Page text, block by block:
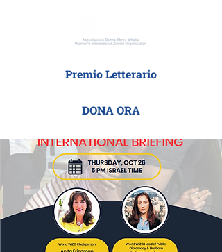
Premio Letterario
DONA ORA